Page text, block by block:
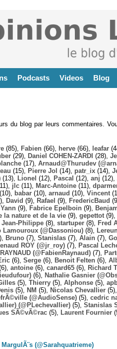
Podcasts Videos Blog
du blog par leurs commentaires.
(85), Fabien (66), herve (66), leafar
(29), Daniel COHEN-ZARDI (28),
(17), Arnaud@Thurudev
(15), Pierre Jol (14), patr_ix (14),
(13), Lionel (12), Pascal (12), anj (12),
jlc (11), Marc-Antoine (11),
(10), babar (10), arnaud (10), Vincent
David (9), Rafael (9), FredericBaud
Yann (9), Fabrice Epelboin (9),
la nature et de la vie (9), gepettot (9),
Jean-Philippe (8), startuper (8), Fred
Lamouroux (@Dassoniou) (8),
Bruno (7), Stanislas (7), Alain (7),
ROY (@jr_roy) (7), Pascal
(@FabienRaynaud) (7),
(6), Serge (6), Benoit Felten (6),
antoine (6), canard65 (6), Richard T
(6), Nathalie Gasnier
(5), Thierry (5), Alphonse (5),
(5), NM (5), Nicolas Chevallier (5),
(@AudioSense) (5), cedric
(@PLechevallier) (5), Stanislas
SÃ©vÃ©rac (5), Laurent Fournier
(@Sarahquatrieme)